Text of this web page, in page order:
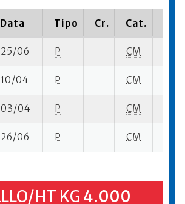
Data Tipo Cr. Cat.
25/06 P CM
10/04 P CM
03/04 P CM
26/06 P CM
HT KG 4.000